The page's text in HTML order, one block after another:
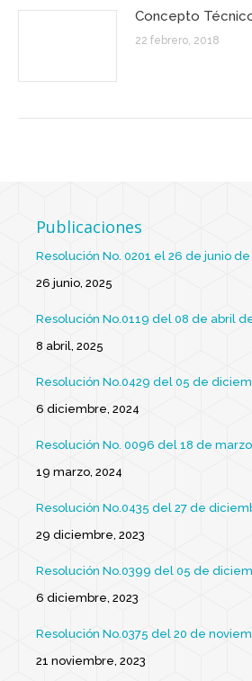
Concepto
22 febrero, 2018
Publicaciones
Resolución No. 0201 el 26 de junio de
26 junio, 2025
Resolución No.0119 del 08 de abril
8 abril, 2025
Resolución No.0429 del 05 de
6 diciembre, 2024
Resolución No. 0096 del 18 de
19 marzo, 2024
Resolución No.0435 del 27 de
29 diciembre, 2023
Resolución No.0399 del 05 de
6 diciembre, 2023
Resolución No.0375 del 20 de
21 noviembre, 2023